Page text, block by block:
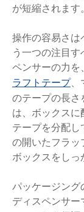
が短縮されます。
操作の容易さは
う一つの注目
ペンサーの力を
ラフトテープ、
のテープの長さ
は、ボックス
テープを分配し
の開いたフラッ
ボックスをしっ
パッケージング
ディスペンサー